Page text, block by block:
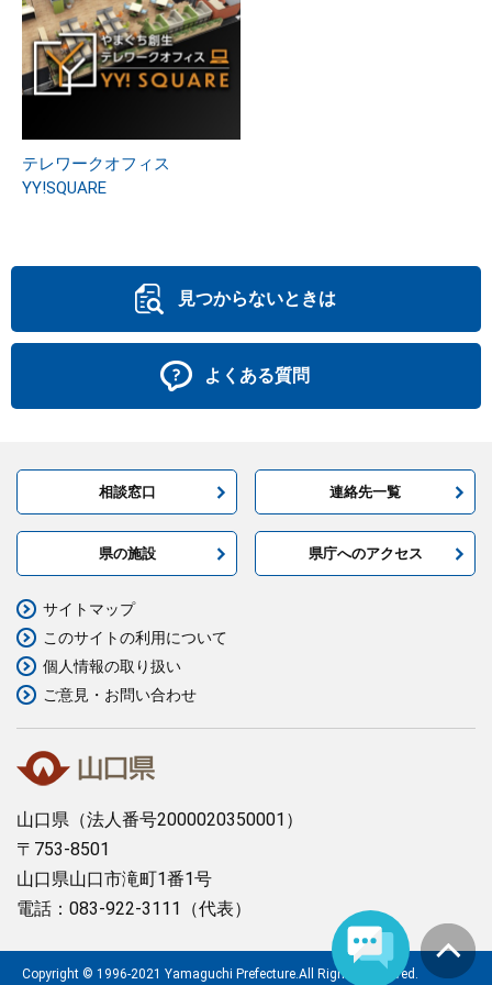
テレワークオフィス
YY!SQUARE
見つからないときは
よくある質問
相談窓口 連絡先一覧
県の施設 県庁へのアクセス
山口県 （法人番号2000020350001）
〒753-8501
山口県山口市滝町1番1号
電話：083-922-3111（代表）
サイトマップ
このサイトの利用について
個人情報の取り扱い
ご意見・お問い合わせ
Copyright © 1996-2021 Yamaguchi Prefecture.All Rights Reserved.